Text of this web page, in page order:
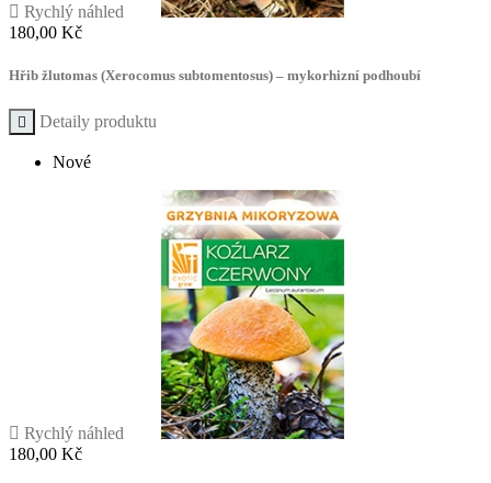
 Rychlý náhled
Cena
180,00 Kč
Hřib žlutomas (Xerocomus subtomentosus) – mykorhizní podhoubí
 Detaily produktu
Nové
 Rychlý náhled
Cena
180,00 Kč